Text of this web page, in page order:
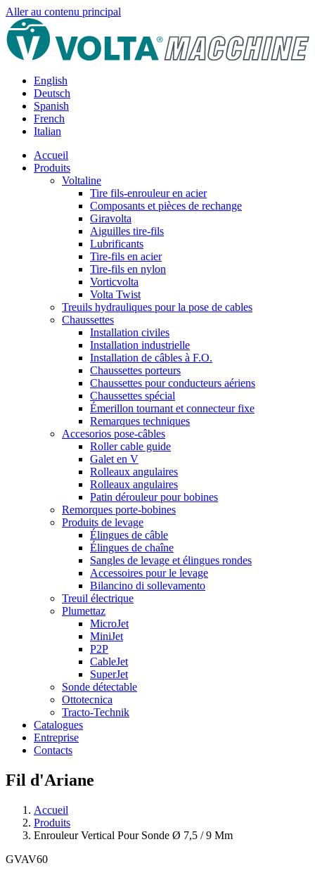
Aller au contenu principal
English
Deutsch
Spanish
French
Italian
Accueil
Produits
Voltaline
Tire fils-enrouleur en acier
Composants et pièces de rechange
Giravolta
Aiguilles tire-fils
Lubrificants
Tire-fils en acier
Tire-fils en nylon
Vorticvolta
Volta Twist
Treuils hydrauliques pour la pose de cables
Chaussettes
Installation civiles
Installation industrielle
Installation de câbles à F.O.
Chaussettes porteurs
Chaussettes pour conducteurs aériens
Chaussettes spécial
Émerillon tournant et connecteur fixe
Remarques techniques
Accesorios pose-câbles
Roller cable guide
Galet en V
Rolleaux angulaires
Rolleaux angulaires
Patin dérouleur pour bobines
Remorques porte-bobines
Produits de levage
Élingues de câble
Élingues de chaîne
Sangles de levage et élingues rondes
Accessoires pour le levage
Bilancino di sollevamento
Treuil électrique
Plumettaz
MicroJet
MiniJet
P2P
CableJet
SuperJet
Sonde détectable
Ottotecnica
Tracto-Technik
Catalogues
Entreprise
Contacts
Fil d'Ariane
Accueil
Produits
Enrouleur Vertical Pour Sonde Ø 7,5 / 9 Mm
GVAV60